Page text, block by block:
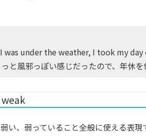
was under the weather, I took my day
っと風邪っぽい感じだったので、年休を
い、弱っていること全般に使える表現